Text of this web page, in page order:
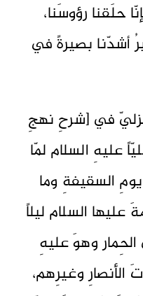
حلَقنا رؤوسَنا،
أشدّنا بصيرةً في
في [شرحِ نهجِ
« إنَّ عليّاً عليهِ السلام لمّا
السقيفةِ وما
السلام ليلاً
وهوَ عليهِ
وغيرِهم،